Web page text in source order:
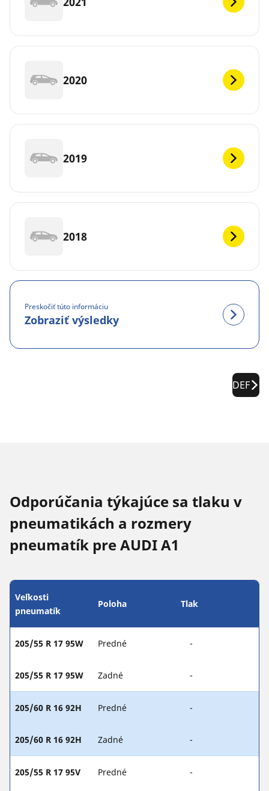
2020
2019
2018
Preskočiť túto informáciu
Zobraziť výsledky
DEF
Odporúčania týkajúce sa tlaku v
pneumatikách a rozmery
pneumatík pre AUDI A1
Veľkosti
pneumatík
Poloha Tlak
205/55 R 17 95W Predné -
205/55 R 17 95W Zadné -
205/60 R 16 92H Predné -
205/60 R 16 92H Zadné -
205/55 R 17 95V Predné -